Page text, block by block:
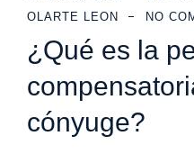
OLARTE LEON
NO
¿Qué es la
cónyuge?